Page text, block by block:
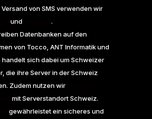
Versand von SMS verwenden wir
und
.
Datenbanken auf den
von Tocco, ANT Informatik und
handelt sich dabei um Schweizer
die ihre Server in der Schweiz
Zudem nutzen wir
mit Serverstandort Schweiz.
gewährleistet ein sicheres und